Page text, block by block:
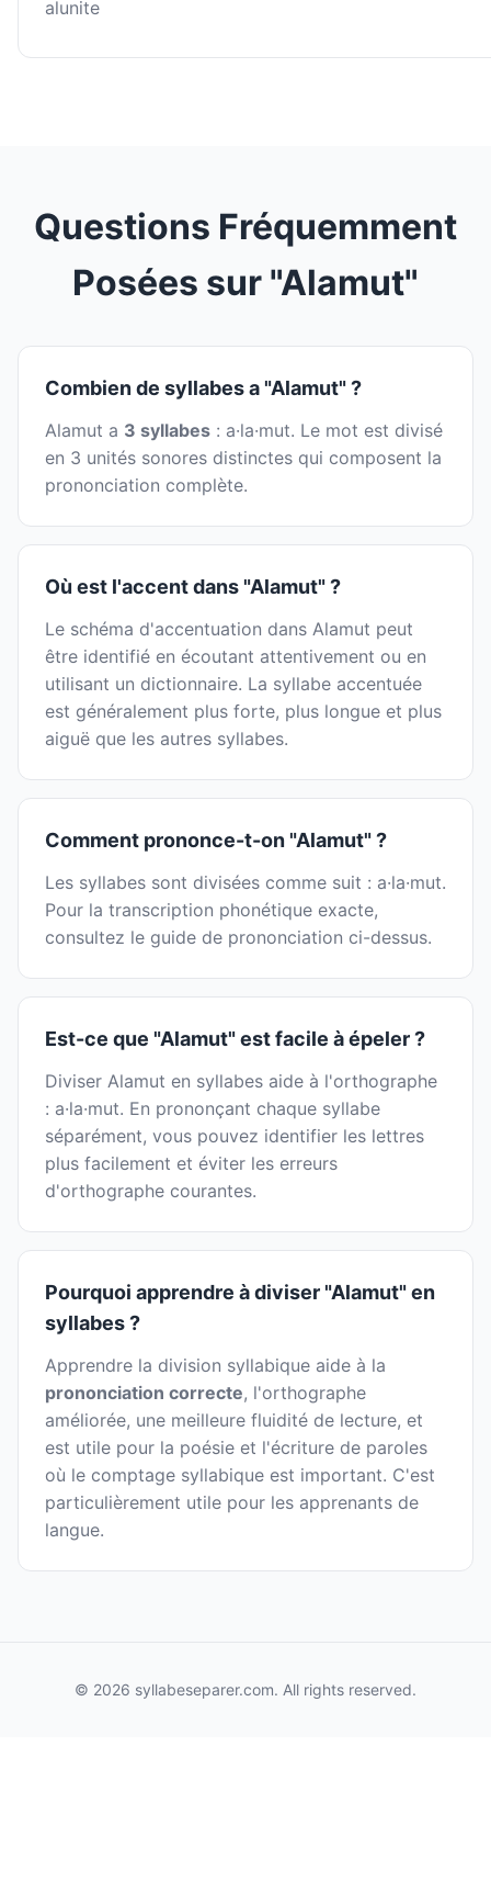
alunite
Questions Fréquemment
Posées sur "Alamut"
Combien de syllabes a "Alamut" ?
Alamut a 3 syllabes : a·la·mut. Le mot est divisé
en 3 unités sonores distinctes qui composent la
prononciation complète.
Où est l'accent dans "Alamut" ?
Le schéma d'accentuation dans Alamut peut
être identifié en écoutant attentivement ou en
utilisant un dictionnaire. La syllabe accentuée
est généralement plus forte, plus longue et plus
aiguë que les autres syllabes.
Comment prononce-t-on "Alamut" ?
Les syllabes sont divisées comme suit : a·la·mut.
Pour la transcription phonétique exacte,
consultez le guide de prononciation ci-dessus.
Est-ce que "Alamut" est facile à épeler ?
Diviser Alamut en syllabes aide à l'orthographe
: a·la·mut. En prononçant chaque syllabe
séparément, vous pouvez identifier les lettres
plus facilement et éviter les erreurs
d'orthographe courantes.
Pourquoi apprendre à diviser "Alamut" en
syllabes ?
Apprendre la division syllabique aide à la
prononciation correcte, l'orthographe
améliorée, une meilleure fluidité de lecture, et
est utile pour la poésie et l'écriture de paroles
où le comptage syllabique est important. C'est
particulièrement utile pour les apprenants de
langue.
© 2026 syllabeseparer.com. All rights reserved.